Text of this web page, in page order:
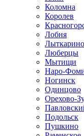
Коломна
Королев
Лобня
Лыткарино
Люберцы
Мытищи
Наро-
Ногинск
Одинцово
Орехово-
Подольск
Пушкино